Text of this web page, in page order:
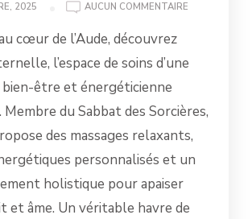
2025
AUCUN COMMENTAIRE
MASSAGES
cœur de l’Aude, découvrez
l’espace de soins d’une
être et énergéticienne
Membre du Sabbat des Sorcières,
des massages relaxants,
personnalisés et un
holistique pour apaiser
et âme. Un véritable havre de